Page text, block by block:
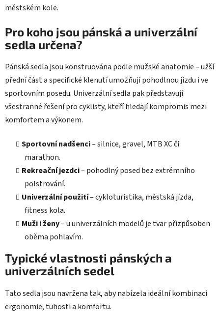
městském kole.
Pro koho jsou pánská a univerzální
sedla určena?
Pánská sedla jsou konstruována podle mužské anatomie – užší
přední část a specifické klenutí umožňují pohodlnou jízdu i ve
sportovním posedu. Univerzální sedla pak představují
všestranné řešení pro cyklisty, kteří hledají kompromis mezi
komfortem a výkonem.
Sportovní nadšenci– silnice, gravel, MTB XC či
marathon.
Rekreační jezdci– pohodlný posed bez extrémního
polstrování.
Univerzální použití– cykloturistika, městská jízda,
fitness kola.
Muži i ženy– u univerzálních modelů je tvar přizpůsoben
oběma pohlavím.
Typické vlastnosti pánských a
univerzálních sedel
Tato sedla jsou navržena tak, aby nabízela ideální kombinaci
ergonomie, tuhosti a komfortu.